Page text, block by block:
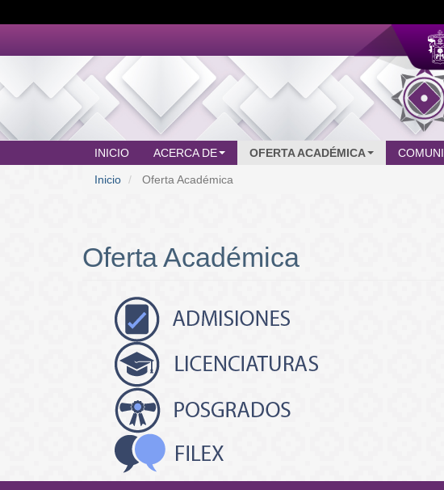
al
principal
MAIN
MENU
INICIO ACERCA DE OFERTA ACADÉMICA
Inicio Oferta Académica
Oferta Académica